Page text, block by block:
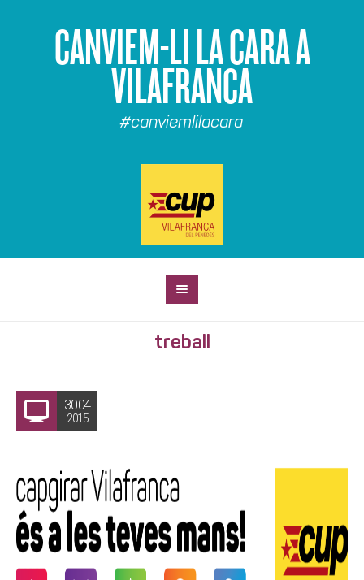
CANVIEM-LI LA CARA A
VILAFRANCA
#canviemlilacara
treball
30.04
2015